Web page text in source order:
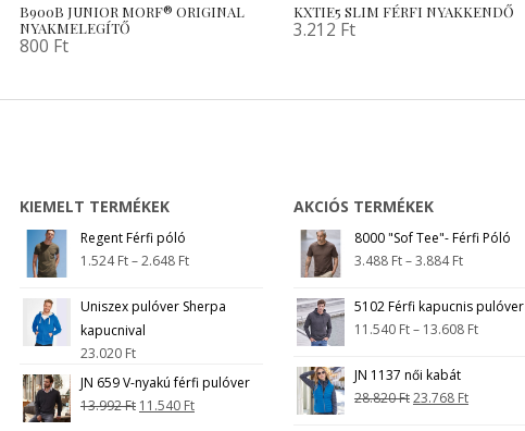
B900B JUNIOR MORF® ORIGINAL
NYAKMELEGÍTŐ
800 Ft
KXTIE5 SLIM FÉRFI NYAKKENDŐ
3.212 Ft
KIEMELT TERMÉKEK
Regent Férfi póló
1.524Ft–2.648 Ft
Uniszex pulóver Sherpa
kapucnival
23.020 Ft
JN 659 V-nyakú férfi pulóver
13.992Ft 11.540 Ft
AKCIÓS TERMÉKEK
8000 "Sof Tee"- Férfi Póló
3.488 Ft–3.884Ft
5102 Férfi kapucnis pulóver
11.540 Ft– 13.608 Ft
JN 1137 női kabát
28.820Ft23.768 Ft